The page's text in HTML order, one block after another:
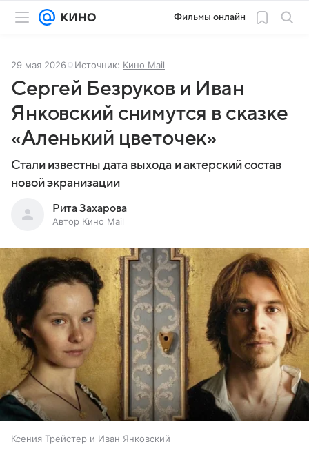
Фильмы онлайн
29 мая 2026 Источник: Кино Mail
Сергей Безруков и Иван
Янковский снимутся в сказке
«Аленький цветочек»
Стали известны дата выхода и актерский состав
новой экранизации
Рита Захарова
Автор Кино Mail
Ксения Трейстер и Иван Янковский